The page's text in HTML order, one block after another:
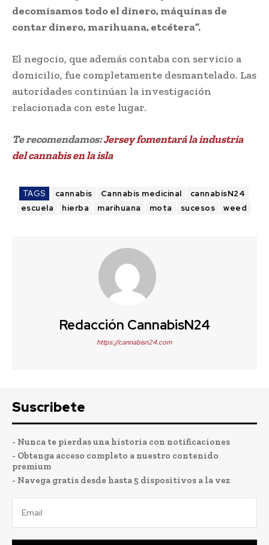
decomisamos todo el dinero, máquinas de
contar dinero, marihuana, etcétera”.
El negocio, que además contaba con servicio a
domicilio, fue completamente desmantelado. Las
autoridades continúan la investigación
relacionada con este lugar.
Te recomendamos:Jersey fomentará la industria
del cannabis en la isla
TAGS cannabis Cannabis medicinal
cannabisN24
escuela
hierba marihuana mota sucesos weed
Redacción CannabisN24
https://cannabisn24.com
Suscribete
- Nunca te pierdas una historia con notificaciones
- Obtenga acceso completo a nuestro contenido
premium
- Navega gratis desde hasta 5 dispositivos a la vez